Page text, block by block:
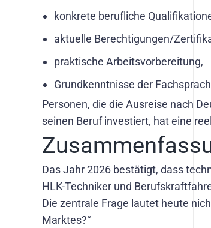
konkrete berufliche
aktuelle Berechtigungen/
praktische Arbeitsvorbereitung,
Grundkenntnisse der
Personen, die die Ausreise nach
seinen Beruf investiert, hat eine
Das Jahr 2026 bestätigt, dass
HLK-Techniker und
Die zentrale Frage lautet heute
Marktes?“